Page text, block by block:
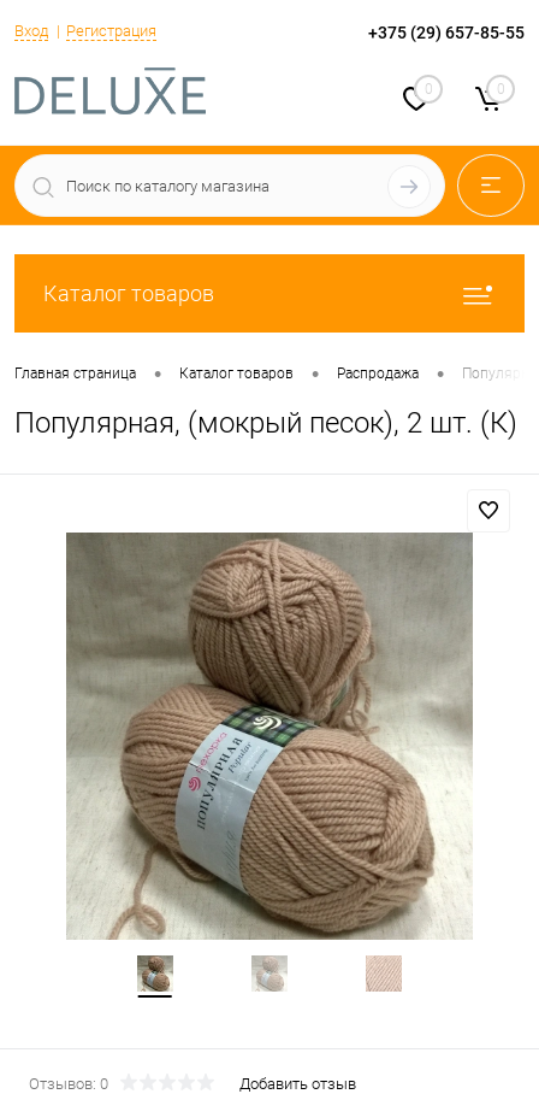
Вход Регистрация +375 (29) 657-85-55
0 0
Каталог товаров
Главная страница • Каталог товаров • Распродажа •
Популярная, (мокрый песок), 2 шт. (К)
Отзывов: 0 Добавить отзыв